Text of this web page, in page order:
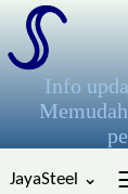
Info
JayaSteel ⌄